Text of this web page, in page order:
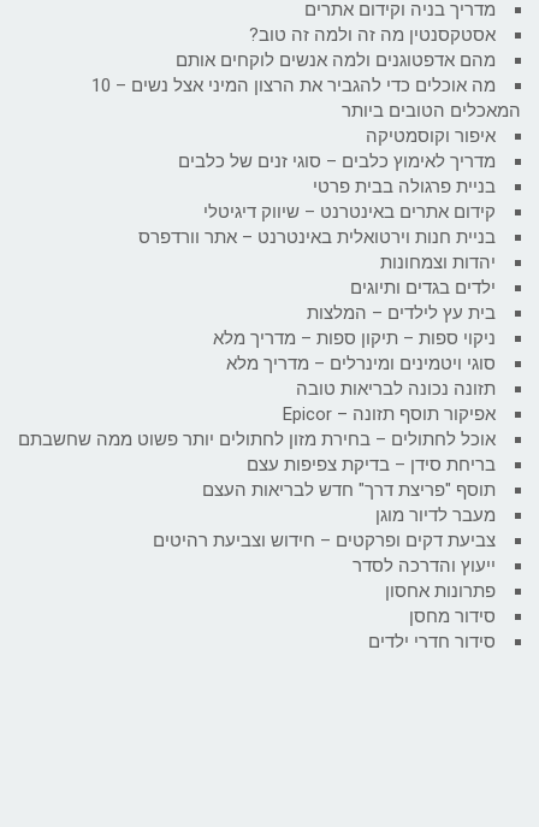
מדריך בניה וקידום אתרים
אסטקסנטין מה זה ולמה זה טוב?
מהם אדפטוגנים ולמה אנשים לוקחים אותם
מה אוכלים כדי להגביר את הרצון המיני אצל נשים – 10
המאכלים הטובים ביותר
איפור וקוסמטיקה
מדריך לאימוץ כלבים – סוגי זנים של כלבים
בניית פרגולה בבית פרטי
קידום אתרים באינטרנט – שיווק דיגיטלי
בניית חנות וירטואלית באינטרנט – אתר וורדפרס
יהדות וצמחונות
ילדים בגדים ותיוגים
בית עץ לילדים – המלצות
ניקוי ספות – תיקון ספות – מדריך מלא
סוגי ויטמינים ומינרלים – מדריך מלא
תזונה נכונה לבריאות טובה
אפיקור תוסף תזונה – Epicor
אוכל לחתולים – בחירת מזון לחתולים יותר פשוט ממה שחשבתם
בריחת סידן – בדיקת צפיפות עצם
תוסף "פריצת דרך" חדש לבריאות העצם
מעבר לדיור מוגן
צביעת דקים ופרקטים – חידוש וצביעת רהיטים
ייעוץ והדרכה לסדר
פתרונות אחסון
סידור מחסן
סידור חדרי ילדים